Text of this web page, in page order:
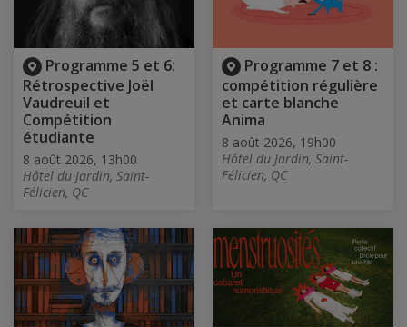
Programme 5 et 6:
Rétrospective Joël
Vaudreuil et
Compétition
étudiante
8 août 2026, 13h00
Hôtel du Jardin, Saint-
Félicien, QC
Programme 7 et 8 :
compétition régulière
et carte blanche
Anima
8 août 2026, 19h00
Hôtel du Jardin, Saint-
Félicien, QC